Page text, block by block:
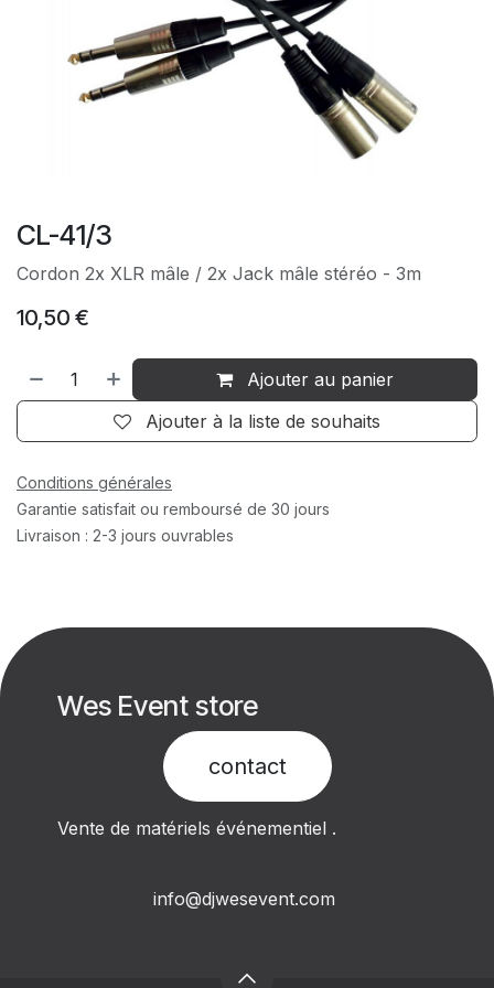
CL-41/3
Cordon 2x XLR mâle / 2x Jack mâle stéréo - 3m
10,50 €
Ajouter au panier
Ajouter à la liste de souhaits
Conditions générales
Garantie satisfait ou remboursé de 30 jours
Livraison : 2-3 jours ouvrables
Wes Event store
contact​
Vente de matériels événementiel .
info@djwesevent.com